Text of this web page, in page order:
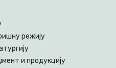
режију
и продукцију